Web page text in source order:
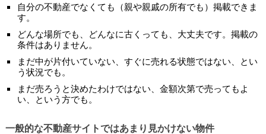
自分の不動産でなくても（親や親戚の所有でも）掲載できま
す。
どんな場所でも、どんなに古くっても、大丈夫です。掲載の
条件はありません。
まだ中が片付いていない、すぐに売れる状態ではない、とい
う状況でも。
まだ売ろうと決めたわけではない、金額次第で売ってもよ
い、という方でも。
一般的な不動産サイトではあまり見かけない物件